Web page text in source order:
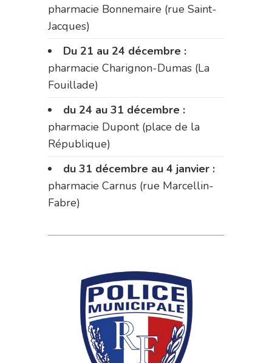
pharmacie Bonnemaire (rue Saint-
Jacques)
Du 21 au 24 décembre :
pharmacie Charignon-Dumas (La
Fouillade)
du 24 au 31 décembre :
pharmacie Dupont (place de la
République)
du 31 décembre au 4 janvier :
pharmacie Carnus (rue Marcellin-
Fabre)